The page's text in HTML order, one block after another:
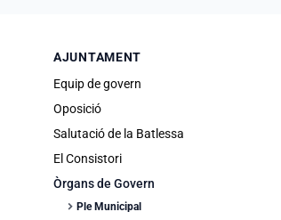
AJUNTAMENT
Equip de govern
Oposició
Salutació de la Batlessa
El Consistori
Òrgans de Govern
chevron_right Ple Municipal